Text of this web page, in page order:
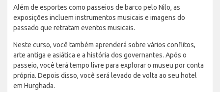
Além de esportes como passeios de barco pelo Nilo, as
exposições incluem instrumentos musicais e imagens do
passado que retratam eventos musicais.
Neste curso, você também aprenderá sobre vários conflitos,
arte antiga e asiática e a história dos governantes. Após o
passeio, você terá tempo livre para explorar o museu por conta
própria. Depois disso, você será levado de volta ao seu hotel
em Hurghada.